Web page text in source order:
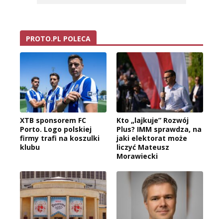
PROTO.PL POLECA
XTB sponsorem FC
Porto. Logo polskiej
firmy trafi na koszulki
klubu
Kto „lajkuje” Rozwój
Plus? IMM sprawdza, na
jaki elektorat może
liczyć Mateusz
Morawiecki